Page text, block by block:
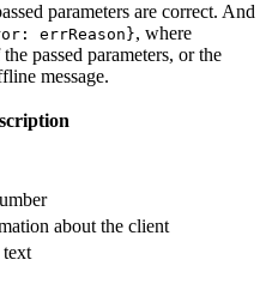
parameters are correct. And
errReason}, where
passed parameters, or the
message.
about the client
text